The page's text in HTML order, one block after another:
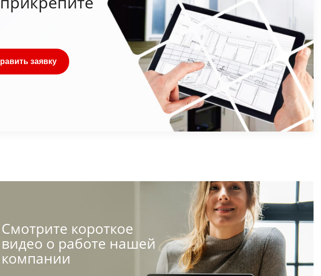
заявку
Cмотрите короткое
видео о работе нашей
компании